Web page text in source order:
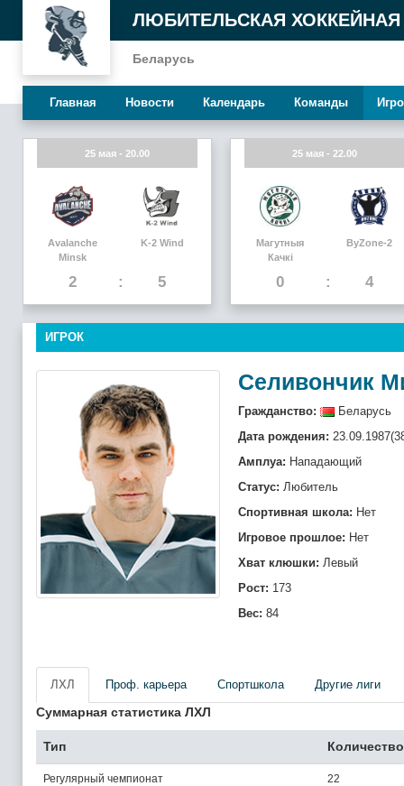
ЛЮБИТЕЛЬСКАЯ ХОККЕЙНАЯ
Беларусь
Главная Новости Календарь Команды
25 мая - 20.00
Avalanche
Minsk
2
K-2 Wind
5
25 мая - 22.00
Магутныя
Качкi
0
ByZone-2
4
ИГРОК
Селивончик
Гражданство:
Беларусь
Дата рождения:
Амплуа: Нападающий
Статус: Любитель
Спортивная школа: Нет
Игровое прошлое: Нет
Хват клюшки: Левый
Рост: 173
Вес: 84
ЛХЛ Проф. карьера Спортшкола Другие лиги
Суммарная статистика ЛХЛ
Тип
Регулярный чемпионат 22